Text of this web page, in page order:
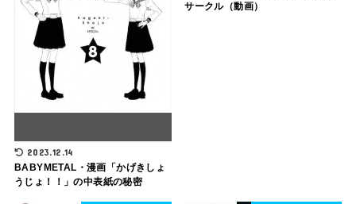
2023.12.14
BABYMETAL・漫画「かげきしょ
うじょ！！」の中表紙の秘密
サークル（動画）